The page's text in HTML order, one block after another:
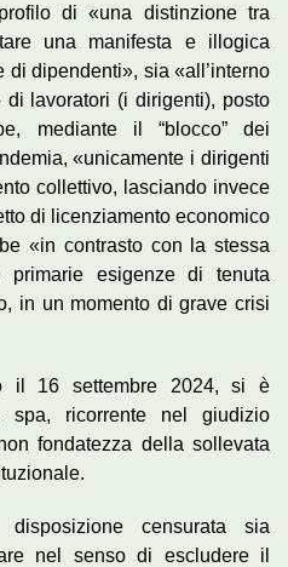
di «una distinzione tra
una manifesta e illogica
dipendenti», sia «all’interno
lavoratori (i dirigenti), posto
mediante il “blocco” dei
«unicamente i dirigenti
collettivo, lasciando invece
di licenziamento economico
«in contrasto con la stessa
esigenze di tenuta
in un momento di grave crisi
il 16 settembre 2024, si è
spa, ricorrente nel giudizio
fondatezza della sollevata
censurata sia
nel senso di escludere il